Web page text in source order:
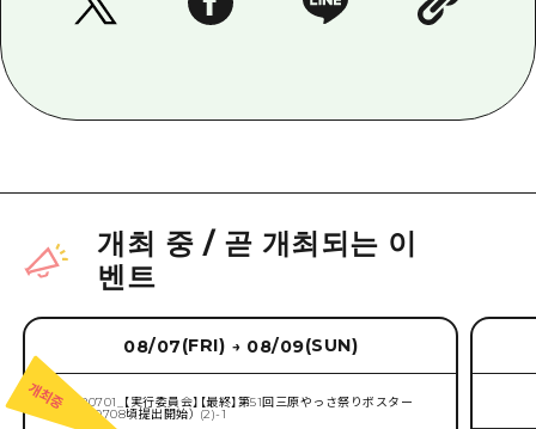
개최 중 / 곧 개최되는 이
벤트
08/07(FRI) → 08/09(SUN)